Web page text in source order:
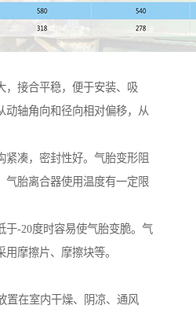
，接合平稳，便于安装、吸
动轴角向和径向相对偏移，从
紧凑，密封性好。气胎变形阻
气胎离合器使用温度有一定限
于-20度时容易使气胎变脆。气
摩擦片、摩擦块等。
置在室内干燥、阴凉、通风